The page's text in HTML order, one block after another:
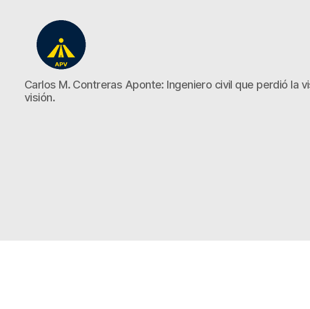
A
Plena
Vista
Carlos M. Contreras Aponte: Ingeniero civil que perdió la
visión.